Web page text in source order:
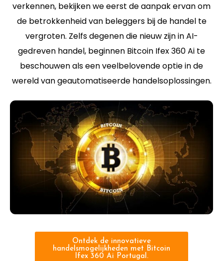
verkennen, bekijken we eerst de aanpak ervan om
de betrokkenheid van beleggers bij de handel te
vergroten. Zelfs degenen die nieuw zijn in AI-
gedreven handel, beginnen Bitcoin Ifex 360 Ai te
beschouwen als een veelbelovende optie in de
wereld van geautomatiseerde handelsoplossingen.
Ontdek de innovatieve
handelsmogelijkheden met Bitcoin
Ifex 360 Ai Portugal.